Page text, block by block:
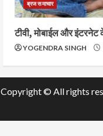
ब्रज समाचार
टीवी, मोबाईल और इंटरनेट
YOGENDRA SINGH
Copyright © All rights